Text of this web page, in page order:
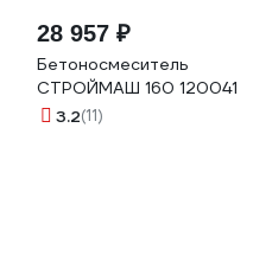
28 957 ₽
Бетоносмеситель
СТРОЙМАШ 160 120041
3.2(11)